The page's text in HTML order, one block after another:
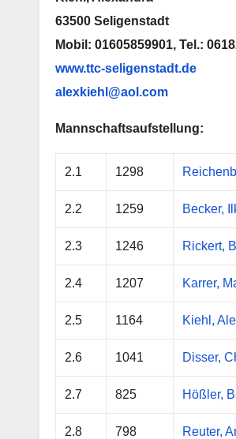
63500 Seligenstadt
Mobil: 01605859901, Tel.:
www.ttc-seligenstadt.de
alexkiehl@aol.com
Mannschaftsaufstellung:
2.1 1298
2.2 1259 Becker,
2.3 1246 Rickert,
2.4 1207 Karrer,
2.5 1164 Kiehl,
2.6 1041 Disser,
2.7 825 Hößler,
2.8 798 Reuter,